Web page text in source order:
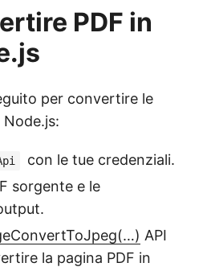
PDF in
per convertire le
Node.js:
con le tue credenziali.
sorgente e le
API
la pagina PDF in